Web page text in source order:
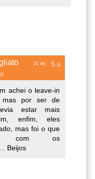
21 de
achei o leave-in
por ser de
estar mais
enfim, eles
mas foi o que
com os
Beijos